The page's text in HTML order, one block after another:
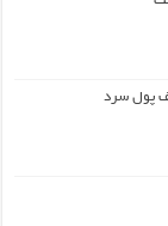
پول سرد